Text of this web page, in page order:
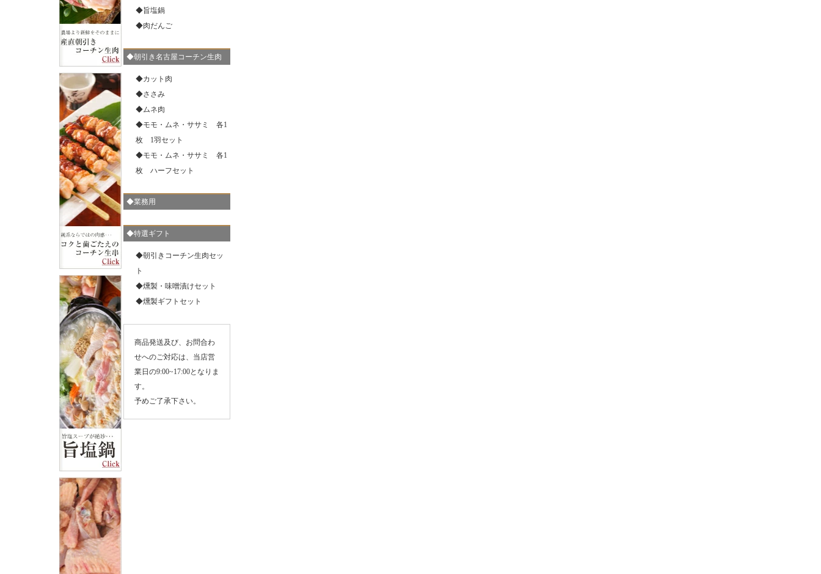
お歳暮 御歳暮 内祝い クーポン 送料無料 純系 名古屋コ
ーチン 燻製セット 内祝 ハム 鶏肉 地鶏 鶏 父の日 お父
さん プレゼント ギフト ありがとう おめでとう お祝い
お母さん 会社 ビジネス 贈り物 20代 30代 40代 50代 60
代 包装 のし 冷蔵 59
お歳暮 御歳暮 内祝い クーポン 送料無料 純系 名古屋コ
ーチン 燻製セット 内祝 ハム 鶏肉 地鶏 鶏 父の日 お父
さん プレゼント ギフト ありがとう おめでとう お祝い
会社 ビジネス 贈り物 20代 30代 40代 50代 包装 のし 冷
お歳暮 御歳暮 内祝い クーポン 送料無料 純系 名古屋コ
ーチン 燻製・味噌漬け セット 内祝 ハム 鶏肉 地鶏 プ
レゼント ギフト 父の日 お父さん ありがとう おめでと
う お祝い 会社 ビジネス 贈り物 20代 30代 40代 50代 60
代 包装 のし 冷蔵 39M
敬老の日 内祝い クーポン 送料無料 純系 名古屋コーチ
ン 燻製セット 内祝 ハム 鶏肉 地鶏 鶏 父の日 お父さん
プレゼント ギフト ありがとう おめでとう お祝い お母
さん 会社 ビジネス 贈り物 20代 30代 40代 50代 60代 70
お歳暮 御歳暮 内祝い クーポン 送料無料 純系 名古屋コ
ーチン 燻製セット 地域特産品賞受賞店 内祝 ハム 鶏肉
地鶏 鶏 父の日 お父さん プレゼント ギフト ありがとう
おめでとう お祝い 会社 ビジネス 贈り物 20代 30代 40
◆旨塩鍋
◆肉だんご
◆朝引き名古屋コーチン生肉
◆カット肉
◆ささみ
◆ムネ肉
◆モモ・ムネ・ササミ 各1
枚 1羽セット
◆モモ・ムネ・ササミ 各1
枚 ハーフセット
◆業務用
◆特選ギフト
◆朝引きコーチン生肉セッ
ト
◆燻製・味噌漬けセット
◆燻製ギフトセット
商品発送及び、お問合わ
せへのご対応は、当店営
業日の9:00~17:00となりま
す。
予めご了承下さい。